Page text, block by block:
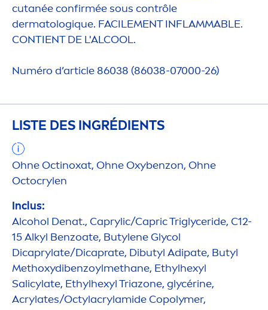
cutanée confirmée sous contrôle
dermatologique. FACILEMENT INFLAMMABLE.
CONTIENT DE L'ALCOOL.
Numéro d’article 86038 (86038-07000-26)
LISTE DES INGRÉDIENTS
Ohne Octinoxat, Ohne Oxybenzon, Ohne
Octocrylen
Inclus:
Alcohol Denat., Caprylic/Capric Triglyceride, C12-
15 Alkyl Benzoate, Butylene Glycol
Dicaprylate/Dicaprate, Dibutyl Adipate, Butyl
Methoxydibenzoylmethane, Ethylhexyl
Salicylate, Ethylhexyl Triazone, glycérine,
Acrylates/Octylacrylamide Copolymer,